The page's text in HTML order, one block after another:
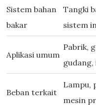
Sistem bahan
bakar
Tangki
sistem
Aplikasi umum
Pabrik,
Beban terkait
Lampu,
mesin